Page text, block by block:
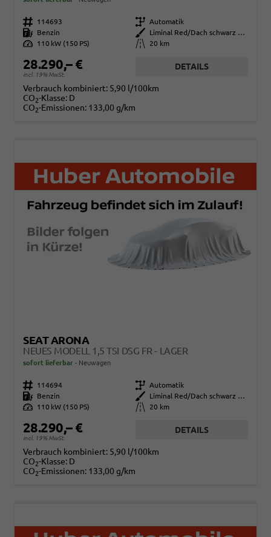
Fahrzeugnr. 114693 Getriebe Automatik
Kraftstoff
Benzin Außenfarbe
Liminal Red/Dach schwarz Metallic (S60E)
Leistung
110 kW (150 PS) Kilometerstand 20 km
28.290,– €
incl. 19% MwSt.
DETAILS
Verbrauch kombiniert: 5,90 l/100km
CO2-Klasse: D
CO2-Emissionen: 133,00 g/km
SEAT ARONA
NEUES MODELL 1,5 TSI DSG FR - LAGER
sofort lieferbar Neuwagen
Fahrzeugnr. 114694 Getriebe Automatik
Kraftstoff
Benzin Außenfarbe
Liminal Red/Dach schwarz Metallic (S60E)
Leistung
110 kW (150 PS) Kilometerstand 20 km
28.290,– €
incl. 19% MwSt.
DETAILS
Verbrauch kombiniert: 5,90 l/100km
CO2-Klasse: D
CO2-Emissionen: 133,00 g/km